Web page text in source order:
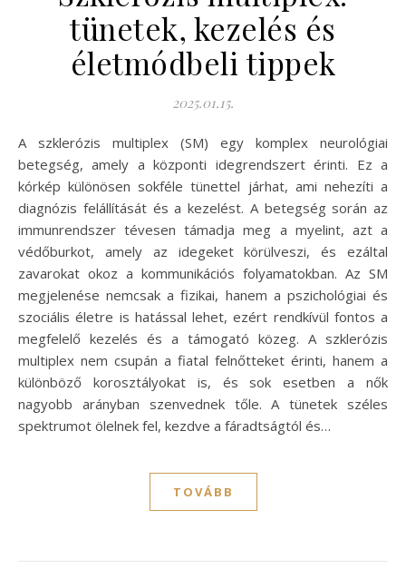
tünetek, kezelés és
életmódbeli tippek
2025.01.15.
A szklerózis multiplex (SM) egy komplex neurológiai
betegség, amely a központi idegrendszert érinti. Ez a
kórkép különösen sokféle tünettel járhat, ami nehezíti a
diagnózis felállítását és a kezelést. A betegség során az
immunrendszer tévesen támadja meg a myelint, azt a
védőburkot, amely az idegeket körülveszi, és ezáltal
zavarokat okoz a kommunikációs folyamatokban. Az SM
megjelenése nemcsak a fizikai, hanem a pszichológiai és
szociális életre is hatással lehet, ezért rendkívül fontos a
megfelelő kezelés és a támogató közeg. A szklerózis
multiplex nem csupán a fiatal felnőtteket érinti, hanem a
különböző korosztályokat is, és sok esetben a nők
nagyobb arányban szenvednek tőle. A tünetek széles
spektrumot ölelnek fel, kezdve a fáradtságtól és…
TOVÁBB